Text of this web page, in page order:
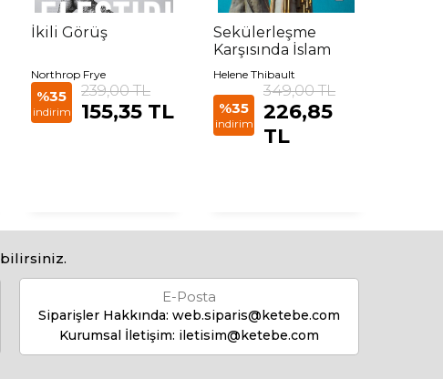
İkili Görüş
Northrop Frye
%35
indirim
239,00 TL
155,35 TL
Sekülerleşme
Karşısında İslam
Helene Thibault
%35
indirim
349,00 TL
226,85
TL
E-Posta
Siparişler Hakkında: web.siparis@ketebe.com
Kurumsal İletişim: iletisim@ketebe.com